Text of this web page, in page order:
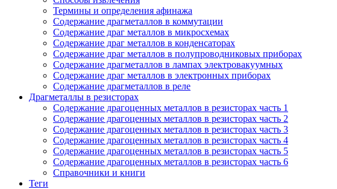
Термины и определения афинажа
Содержание драгметаллов в коммутации
Содержание драг металлов в микросхемах
Содержание драг металлов в конденсаторах
Содержание драг металлов в полупроводниковых приборах
Содержание драгметаллов в лампах электровакуумных
Содержание драг металлов в электронных приборах
Содержание драгметаллов в реле
Драгметаллы в резисторах
Содержание драгоценных металлов в резисторах часть 1
Содержание драгоценных металлов в резисторах часть 2
Содержание драгоценных металлов в резисторах часть 3
Содержание драгоценных металлов в резисторах часть 4
Содержание драгоценных металлов в резисторах часть 5
Содержание драгоценных металлов в резисторах часть 6
Справочники и книги
Теги